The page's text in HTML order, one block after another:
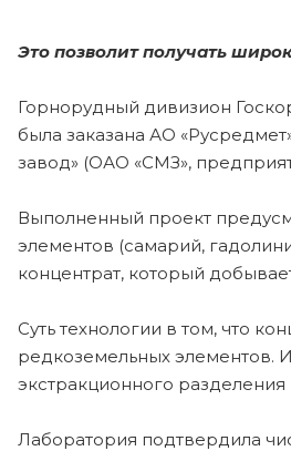
Это позволит получать
Горнорудный дивизион
была заказана АО
завод» (ОАО «СМЗ»,
Выполненный проект
элементов (самарий,
концентрат, который
Суть технологии в том, что
редкоземельных элементов.
экстракционного
Лаборатория подтвердила